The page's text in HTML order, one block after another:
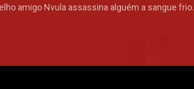
amigo Nvula assassina alguém a sangue frio.